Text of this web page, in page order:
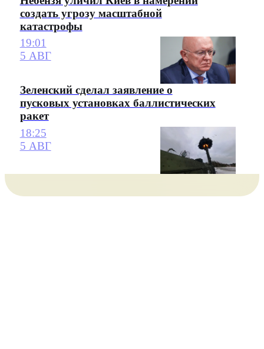
создать угрозу масштабной
катастрофы
19:01
5 АВГ
Зеленский сделал заявление о
пусковых установках баллистических
ракет
18:25
5 АВГ